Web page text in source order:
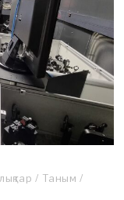
/ Таным /